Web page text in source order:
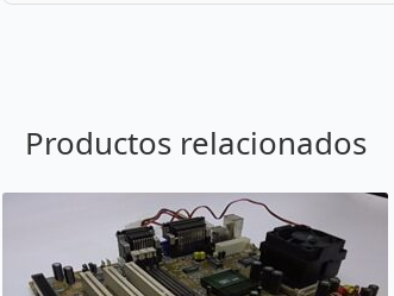
Productos relacionados